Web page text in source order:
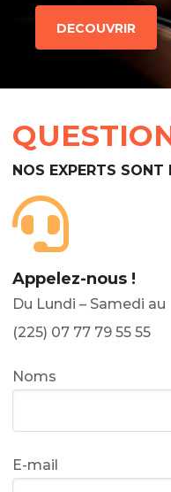
DECOUVRIR
NOS EXPERTS
Appelez-nous !
Du Lundi – Samedi au
(225) 07 77 79 55 55
Noms
E-mail